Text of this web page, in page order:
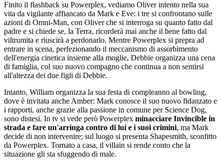
Finito il flashback su Powerplex, vediamo Oliver intento nella sua
vita da vigilante affiancato da Mark e Eve: i tre si confrontano sulle
azioni di Omni-Man, con Oliver che si interroga su quanto fatto dal
padre e si chiede se, la Terra, ricorderà mai anche il bene fatto dal
viltrumita e riuscirà a perdonarlo. Mentre Powerplex si prepra ad
entrare in scena, perfezionando il meccanismo di assorbimento
dell'energia cinetica insieme alla moglie, Debbie organizza una cena
di famiglia, col suo nuovo compagno che continua a non sentirsi
all'altezza dei due figli di Debbie.
Intanto, William organizza la sua festa di compleanno al bowling,
dove è invitata anche Amber: Mark conosce il suo nuovo fidanzato e
i rapporti, anche grazie alla passione in comune per Science Dog,
sono distesi. In tv si vede però Powerplex minacciare Invincible in
strada e fare un'arringa contro di lui e i suoi crimini, ma Mark
decide di non intervenire; sul luogo si presenta Shapesmith, sconfitto
da Powerplex. Tornato a casa, il villain si rende conto che la
situazione gli sta sfuggendo di male.